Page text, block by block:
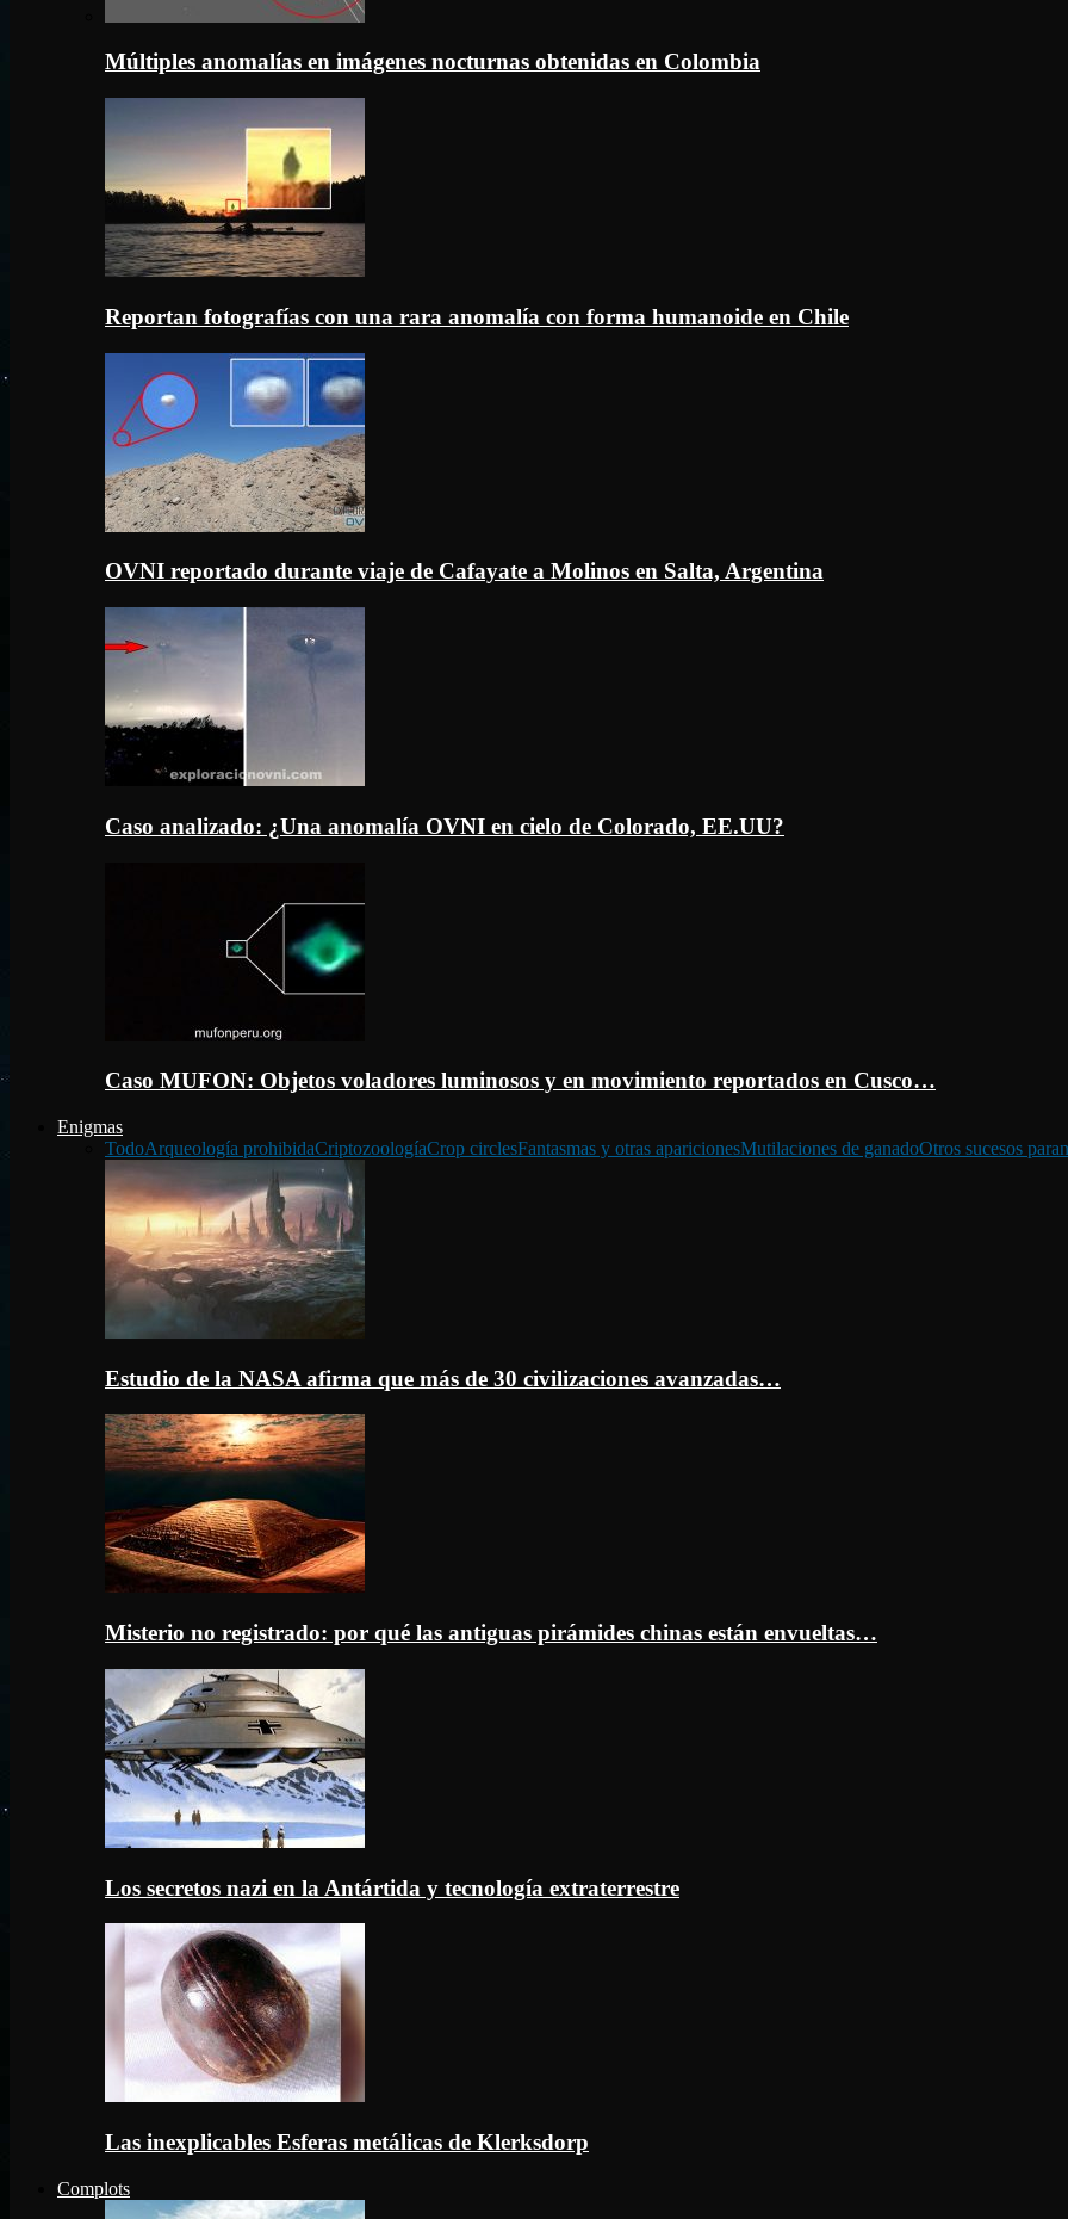
Múltiples anomalías en imágenes nocturnas obtenidas en Colombia
Reportan fotografías con una rara anomalía con forma humanoide en Chile
OVNI reportado durante viaje de Cafayate a Molinos en Salta, Argentina
Caso analizado: ¿Una anomalía OVNI en cielo de Colorado, EE.UU?
Caso MUFON: Objetos voladores luminosos y en movimiento reportados en Cusco…
Enigmas
TodoArqueología prohibidaCriptozoologíaCrop circlesFantasmas y otras aparicionesMutilaciones de ganadoOtros sucesos
Estudio de la NASA afirma que más de 30 civilizaciones avanzadas…
Misterio no registrado: por qué las antiguas pirámides chinas están envueltas…
Los secretos nazi en la Antártida y tecnología extraterrestre
Las inexplicables Esferas metálicas de Klerksdorp
Complots